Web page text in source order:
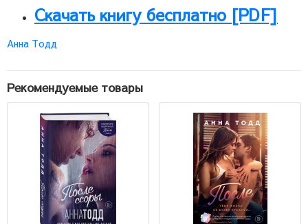
Скачать книгу бесплатно [PDF]
Анна Тодд
Рекомендуемые товары